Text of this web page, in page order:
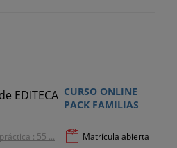
CURSO ONLINE
PACK FAMILIAS
: 55 ... Matrícula abierta